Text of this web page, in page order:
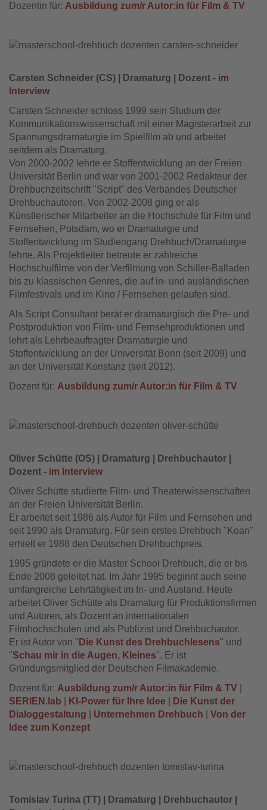
Dozentin für: Ausbildung zum/r Autor:in für Film & TV
Carsten Schneider (CS) | Dramaturg | Dozent - im
Interview
Carsten Schneider schloss 1999 sein Studium der
Kommunikationswissenschaft mit einer Magisterarbeit zur
Spannungsdramaturgie im Spielfilm ab und arbeitet
seitdem als Dramaturg.
Von 2000-2002 lehrte er Stoffentwicklung an der Freien
Universität Berlin und war von 2001-2002 Redakteur der
Drehbuchzeitschrift "Script" des Verbandes Deutscher
Drehbuchautoren. Von 2002-2008 ging er als
Künstlerischer Mitarbeiter an die Hochschule für Film und
Fernsehen, Potsdam, wo er Dramaturgie und
Stoffentwicklung im Studiengang Drehbuch/Dramaturgie
lehrte. Als Projektleiter betreute er zahlreiche
Hochschulfilme von der Verfilmung von Schiller-Balladen
bis zu klassischen Genres, die auf in- und ausländischen
Filmfestivals und im Kino / Fernsehen gelaufen sind.
Als Script Consultant berät er dramaturgisch die Pre- und
Postproduktion von Film- und Fernsehproduktionen und
lehrt als Lehrbeauftragter Dramaturgie und
Stoffentwicklung an der Universität Bonn (seit 2009) und
an der Universität Konstanz (seit 2012).
Dozent für: Ausbildung zum/r Autor:in für Film & TV
Oliver Schütte (OS) | Dramaturg | Drehbuchautor |
Dozent - im Interview
Oliver Schütte studierte Film- und Theaterwissenschaften
an der Freien Universität Berlin.
Er arbeitet seit 1986 als Autor für Film und Fernsehen und
seit 1990 als Dramaturg. Für sein erstes Drehbuch "Koan"
erhielt er 1988 den Deutschen Drehbuchpreis.
1995 gründete er die Master School Drehbuch, die er bis
Ende 2008 geleitet hat. Im Jahr 1995 beginnt auch seine
umfangreiche Lehrtätigkeit im In- und Ausland. Heute
arbeitet Oliver Schütte als Dramaturg für Produktionsfirmen
und Autoren, als Dozent an internationalen
Filmhochschulen und als Publizist und Drehbuchautor.
Er ist Autor von " Die Kunst des Drehbuchlesens" und
"Schau mir in die Augen, Kleines". Er ist
Gründungsmitglied der Deutschen Filmakademie.
Dozent für: Ausbildung zum/r Autor:in für Film & TV
SERIEN.lab
KI-Power für Ihre Idee
Die Kunst der
Dialoggestaltung
Unternehmen Drehbuch
Von der
Idee zum Konzept
Tomislav Turina (TT) | Dramaturg | Drehbuchautor |